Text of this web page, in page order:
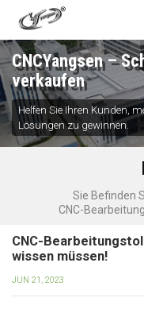
CNCYangsen –
verkaufen
Helfen Sie Ihren Kunden,
Lösungen zu gewinnen.
Sie Befinden
CNC-
wissen müssen!
JUN 21, 2023